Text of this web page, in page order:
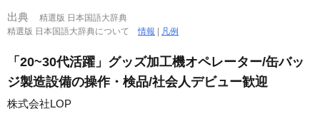
出典
精選版 日本国語大辞典
精選版 日本国語大辞典について情報 | 凡例
「20~30代活躍」グッズ加工機オペレーター/缶バッ
ジ製造設備の操作・検品/社会人デビュー歓迎
株式会社LOP